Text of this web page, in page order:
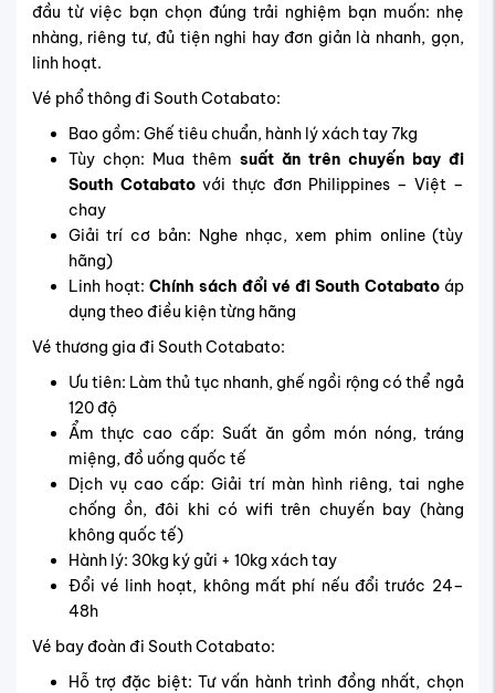
đầu từ việc bạn chọn đúng trải nghiệm bạn muốn: nhẹ
nhàng, riêng tư, đủ tiện nghi hay đơn giản là nhanh, gọn,
linh hoạt.
Vé phổ thông đi South Cotabato:
Bao gồm: Ghế tiêu chuẩn, hành lý xách tay 7kg
Tùy chọn: Mua thêm suất ăn trên chuyến bay đi
South Cotabato với thực đơn Philippines – Việt –
chay
Giải trí cơ bản: Nghe nhạc, xem phim online (tùy
hãng)
Linh hoạt: Chính sách đổi vé đi South Cotabatoáp
dụng theo điều kiện từng hãng
Vé thương gia đi South Cotabato:
Ưu tiên: Làm thủ tục nhanh, ghế ngồi rộng có thể ngả
120 độ
Ẩm thực cao cấp: Suất ăn gồm món nóng, tráng
miệng, đồ uống quốc tế
Dịch vụ cao cấp: Giải trí màn hình riêng, tai nghe
chống ồn, đôi khi có wifi trên chuyến bay (hàng
không quốc tế)
Hành lý: 30kg ký gửi + 10kg xách tay
Đổi vé linh hoạt, không mất phí nếu đổi trước 24–
48h
Vé bay đoàn đi South Cotabato:
Hỗ trợ đặc biệt: Tư vấn hành trình đồng nhất, chọn